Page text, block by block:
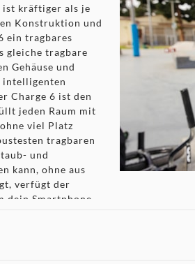
ist kräftiger als je
Konstruktion und
ein tragbares
gleiche tragbare
Gehäuse und
intelligenten
Charge 6 ist den
jeden Raum mit
viel Platz
tragbaren
und
kann, ohne aus
verfügt der
dein Smartphone
fähige